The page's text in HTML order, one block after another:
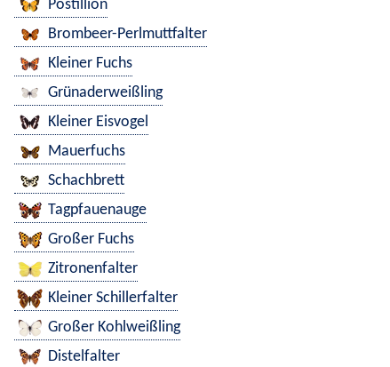
Postillion
Brombeer-Perlmuttfalter
Kleiner Fuchs
Grünaderweißling
Kleiner Eisvogel
Mauerfuchs
Schachbrett
Tagpfauenauge
Großer Fuchs
Zitronenfalter
Kleiner Schillerfalter
Großer Kohlweißling
Distelfalter